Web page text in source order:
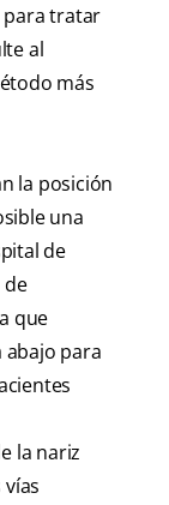
tratar
al
más
la posición
una
de
de
que
para
la nariz